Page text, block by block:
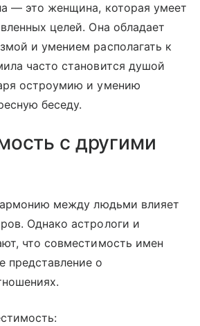
— это женщина, которая умеет
целей. Она обладает
и умением располагать к
часто становится душой
остроумию и умению
беседу.
с другими
между людьми влияет
Однако астрологи и
что совместимость имен
представление о